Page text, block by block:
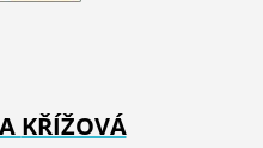
KŘÍŽOVÁ